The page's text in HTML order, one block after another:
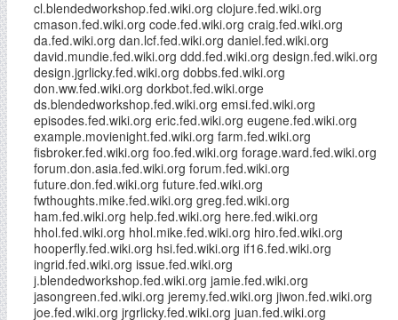
cl.blendedworkshop.fed.wiki.org clojure.fed.wiki.org
cmason.fed.wiki.org code.fed.wiki.org craig.fed.wiki.org
da.fed.wiki.org dan.lcf.fed.wiki.org daniel.fed.wiki.org
david.mundie.fed.wiki.org ddd.fed.wiki.org design.fed.wiki.org
design.jgrlicky.fed.wiki.org dobbs.fed.wiki.org
don.ww.fed.wiki.org dorkbot.fed.wiki.orge
ds.blendedworkshop.fed.wiki.org emsi.fed.wiki.org
episodes.fed.wiki.org eric.fed.wiki.org eugene.fed.wiki.org
example.movienight.fed.wiki.org farm.fed.wiki.org
fisbroker.fed.wiki.org foo.fed.wiki.org forage.ward.fed.wiki.org
forum.don.asia.fed.wiki.org forum.fed.wiki.org
future.don.fed.wiki.org future.fed.wiki.org
fwthoughts.mike.fed.wiki.org greg.fed.wiki.org
ham.fed.wiki.org help.fed.wiki.org here.fed.wiki.org
hhol.fed.wiki.org hhol.mike.fed.wiki.org hiro.fed.wiki.org
hooperfly.fed.wiki.org hsi.fed.wiki.org if16.fed.wiki.org
ingrid.fed.wiki.org issue.fed.wiki.org
j.blendedworkshop.fed.wiki.org jamie.fed.wiki.org
jasongreen.fed.wiki.org jeremy.fed.wiki.org jiwon.fed.wiki.org
joe.fed.wiki.org jrgrlicky.fed.wiki.org juan.fed.wiki.org